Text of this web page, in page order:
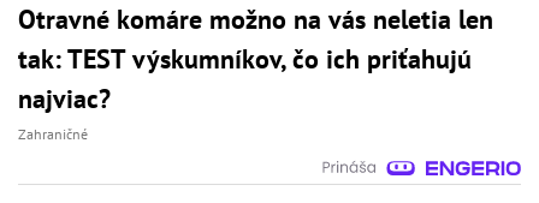
Otravné komáre možno na vás neletia len
tak: TEST výskumníkov, čo ich priťahujú
najviac?
Zahraničné